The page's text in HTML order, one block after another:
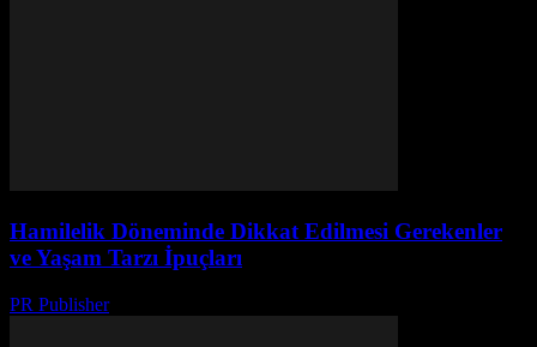
Hamilelik Döneminde Dikkat Edilmesi Gerekenler
ve Yaşam Tarzı İpuçları
PR Publisher-